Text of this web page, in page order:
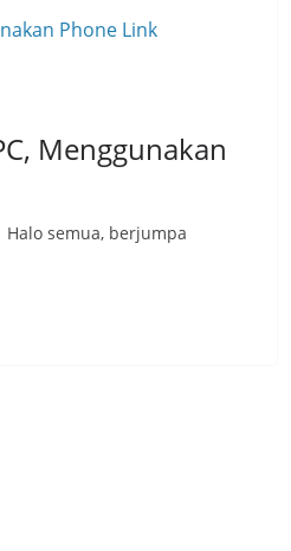
Menggunakan
Halo semua, berjumpa